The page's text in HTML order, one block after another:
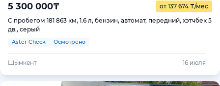
5 300 000₸ от 137 674 ₸/мес
С пробегом 181 863 км, 1.6 л, бензин, автомат, передний, хэтчбек 5
дв., серый
Aster Check Осмотрено
Шымкент 16 июля